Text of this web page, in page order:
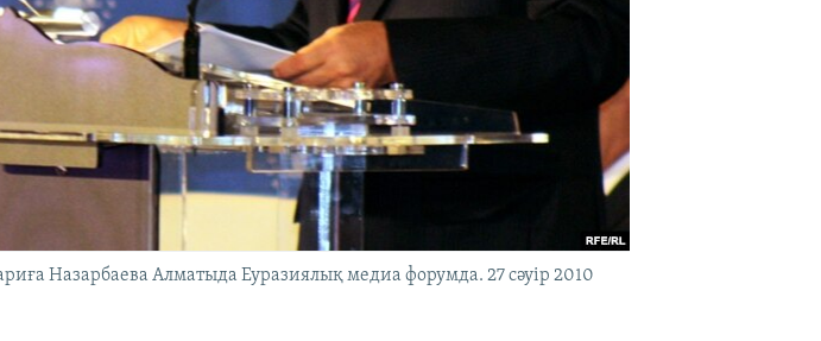
Назарбаева Алматыда Еуразиялық медиа форумда. 27 сәуір 2010